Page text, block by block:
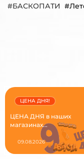
#БАСКОПАТИ
ЦЕНА ДНЯ в наших
магазинах...
ЦЕНА ДНЯ!
09.08.2026